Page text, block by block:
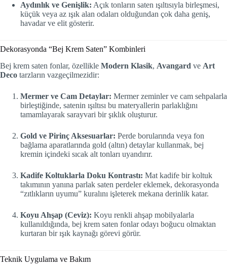
Aydınlık ve Genişlik: Açık tonların saten ışıltısıyla birleşmesi,
küçük veya az ışık alan odaları olduğundan çok daha geniş,
havadar ve elit gösterir.
Dekorasyonda “Bej Krem Saten” Kombinleri
Bej krem saten fonlar, özellikle Modern Klasik, Avangard ve Art
Deco tarzların vazgeçilmezidir:
Mermer ve Cam Detaylar: Mermer zeminler ve cam sehpalarla
birleştiğinde, satenin ışıltısı bu materyallerin parlaklığını
tamamlayarak sarayvari bir şıklık oluşturur.
Gold ve Pirinç Aksesuarlar: Perde borularında veya fon
bağlama aparatlarında gold (altın) detaylar kullanmak, bej
kremin içindeki sıcak alt tonları uyandırır.
Kadife Koltuklarla Doku Kontrastı: Mat kadife bir koltuk
takımının yanına parlak saten perdeler eklemek, dekorasyonda
“zıtlıkların uyumu” kuralını işleterek mekana derinlik katar.
Koyu Ahşap (Ceviz): Koyu renkli ahşap mobilyalarla
kullanıldığında, bej krem saten fonlar odayı boğucu olmaktan
kurtaran bir ışık kaynağı görevi görür.
Teknik Uygulama ve Bakım